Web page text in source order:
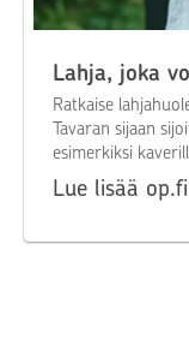
Lahja, joka
Ratkaise
Tavaran sijaan
esimerkiksi
Lue lisää